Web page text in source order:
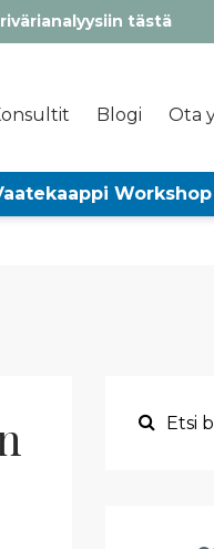
tästä
Blogi Ota
Workshop